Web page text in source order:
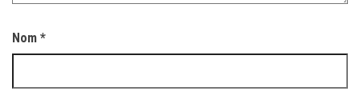
Nom *